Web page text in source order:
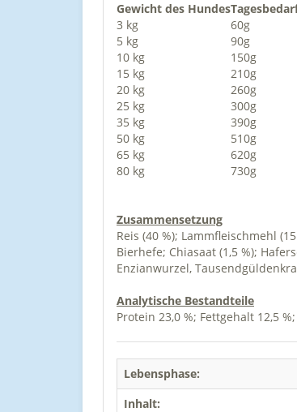
Gewicht des Hundes
3 kg
60g
5 kg
90g
10 kg
150g
15 kg
210g
20 kg
260g
25 kg
300g
35 kg
390g
50 kg
510g
65 kg
620g
80 kg
730g
Zusammensetzung
Reis (40 %); Lammfleischmehl
Bierhefe; Chiasaat (1,5 %);
Enzianwurzel,
Analytische Bestandteile
Protein 23,0 %; Fettgehalt 12,5
Lebensphase:
Inhalt: